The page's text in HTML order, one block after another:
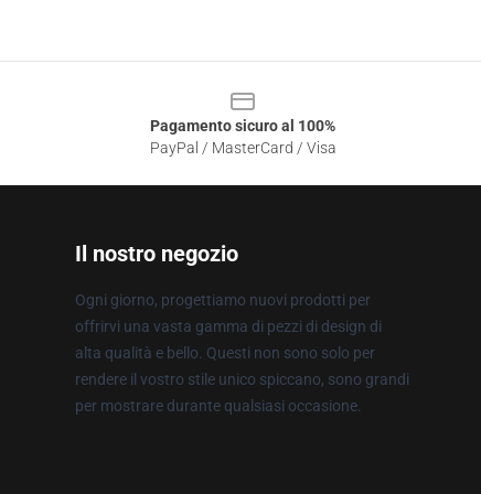
Pagamento sicuro al 100%
PayPal / MasterCard / Visa
Il nostro negozio
Ogni giorno, progettiamo nuovi prodotti per
offrirvi una vasta gamma di pezzi di design di
alta qualità e bello. Questi non sono solo per
rendere il vostro stile unico spiccano, sono grandi
per mostrare durante qualsiasi occasione.